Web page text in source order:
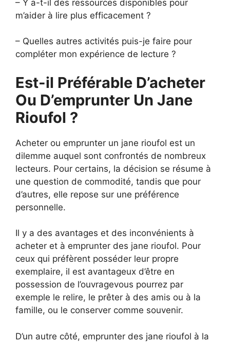
– Y a-t-il des ressources disponibles pour
m’aider à lire plus efficacement ?
– Quelles autres activités puis-je faire pour
compléter mon expérience de lecture ?
Est-il Préférable D’acheter
Ou D’emprunter Un Jane
Rioufol ?
Acheter ou emprunter un jane rioufol est un
dilemme auquel sont confrontés de nombreux
lecteurs. Pour certains, la décision se résume à
une question de commodité, tandis que pour
d’autres, elle repose sur une préférence
personnelle.
Il y a des avantages et des inconvénients à
acheter et à emprunter des jane rioufol. Pour
ceux qui préfèrent posséder leur propre
exemplaire, il est avantageux d’être en
possession de l’ouvragevous pourrez par
exemple le relire, le prêter à des amis ou à la
famille, ou le conserver comme souvenir.
D’un autre côté, emprunter des jane rioufol à la